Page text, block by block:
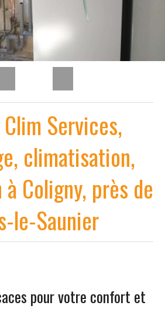
Services,
climatisation,
Coligny, près de
le-Saunier
pour votre confort et